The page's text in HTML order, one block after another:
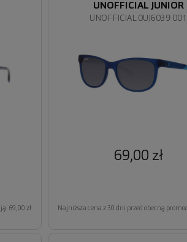
69,00 zł
UNOFFICIAL 0UJ6039 001
UNOFFICIAL JUNIOR
69,00 zł
Najniższa cena z 30 dni przed obecną